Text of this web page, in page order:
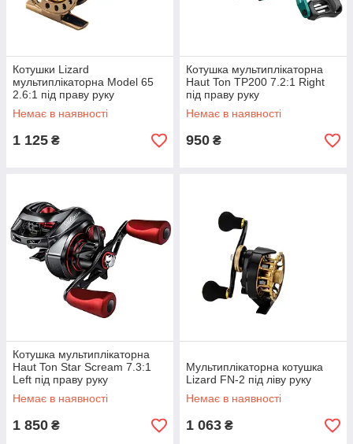
Котушки Lizard
мультиплікаторна Model 65
2.6:1 під праву руку
Немає в наявності
1 125 ₴
Котушка мультиплікаторна
Haut Ton TP200 7.2:1 Right
під праву руку
Немає в наявності
950 ₴
Котушка мультиплікаторна
Haut Ton Star Scream 7.3:1
Left під праву руку
Немає в наявності
1 850 ₴
Мультиплікаторна котушка
Lizard FN-2 під ліву руку
Немає в наявності
1 063 ₴